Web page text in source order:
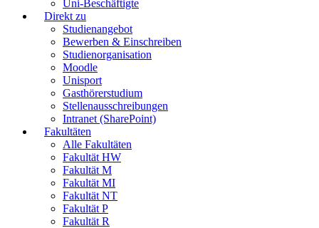
Uni-Beschäftigte
Direkt zu
Studienangebot
Bewerben & Einschreiben
Studienorganisation
Moodle
Unisport
Gasthörerstudium
Stellenausschreibungen
Intranet (SharePoint)
Fakultäten
Alle Fakultäten
Fakultät HW
Fakultät M
Fakultät MI
Fakultät NT
Fakultät P
Fakultät R